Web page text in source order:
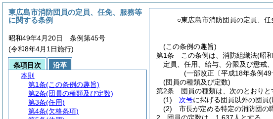
○東広島市消防団員の定員、
(この条例の趣旨)
第1条
この条例は、消防組織法(昭
定員、任用、給与、分限及び懲戒
(一部改正〔平成18年条例
(団員の種類及び定数)
第2条
団員の種類は、次のとおりと
(1)
次号に掲げる団員以外の団員(
(2)
市長が定める特定の消防団の
東広島市消防団員の定員、任免、服務等
に関する条例
昭和49年4月20日 条例第45号
(令和8年4月1日施行)
条項目次
沿革
本則
第1条(この条例の趣旨)
第2条(団員の種類及び定数)
第3条(任用)
第4条(欠格条項)